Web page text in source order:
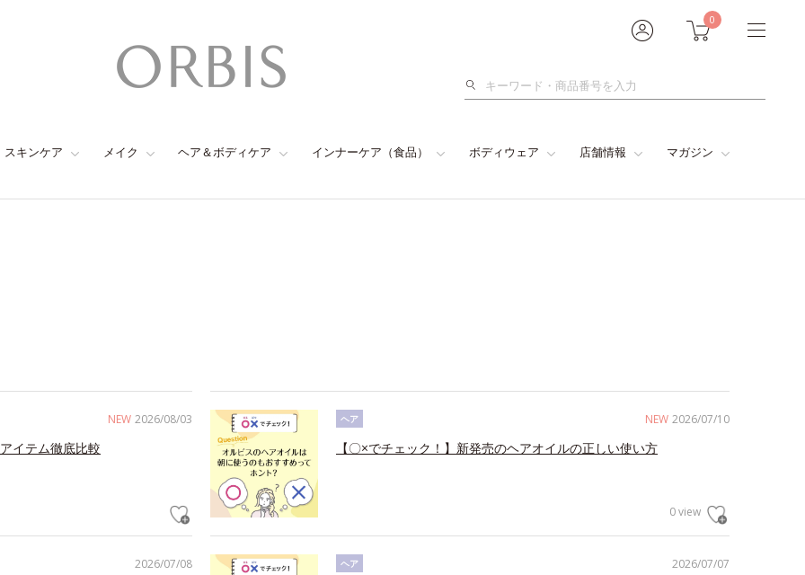
0
検
スキンケア メイク ヘア＆ボディケア インナーケア（食品） ボディウェア 店舗情報 マガジン
NEW 2026/08/03
イテム徹底比較
NEW 2026/07/10
ヘア
【〇×でチェック！】新発売のヘアオイルの正しい使い方
0 view
2026/07/08 2026/07/07
ヘア